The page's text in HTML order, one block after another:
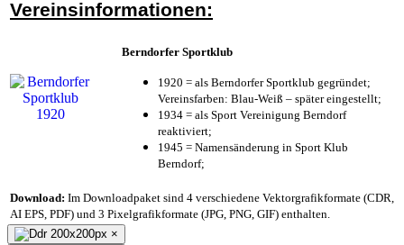
Vereinsinformationen:
Berndorfer Sportklub
1920 = als Berndorfer Sportklub gegründet;
Vereinsfarben: Blau-Weiß – später eingestellt;
1934 = als Sport Vereinigung Berndorf
reaktiviert;
1945 = Namensänderung in Sport Klub
Berndorf;
Download: Im Downloadpaket sind 4 verschiedene Vektorgrafikformate (CDR,
AI EPS, PDF) und 3 Pixelgrafikformate (JPG, PNG, GIF) enthalten.
×